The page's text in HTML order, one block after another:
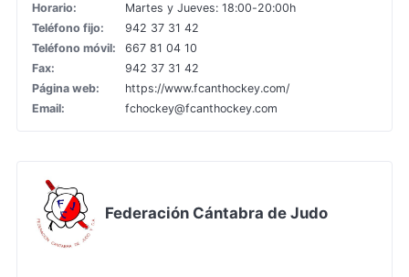
Horario:
Martes y Jueves: 18:00-20:00h
Teléfono fijo:
942 37 31 42
Teléfono móvil:
667 81 04 10
Fax:
942 37 31 42
Página web:
https://www.fcanthockey.com/
Email:
fchockey@fcanthockey.com
Federación Cántabra de Judo